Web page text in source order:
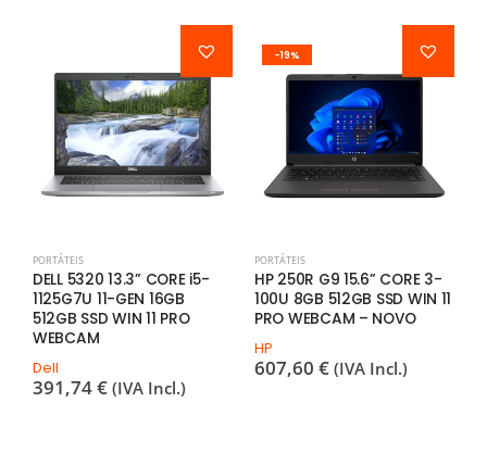
PORTÁTEIS
DELL 5320 13.3” CORE i5-
1125G7U 11-GEN 16GB
512GB SSD WIN 11 PRO
WEBCAM
Dell
391,74€ (IVA Incl.)
-19%
PORTÁTEIS
HP 250R G9 15.6” CORE 3-
100U 8GB 512GB SSD WIN 11
PRO WEBCAM – NOVO
HP
607,60 € (IVA Incl.)